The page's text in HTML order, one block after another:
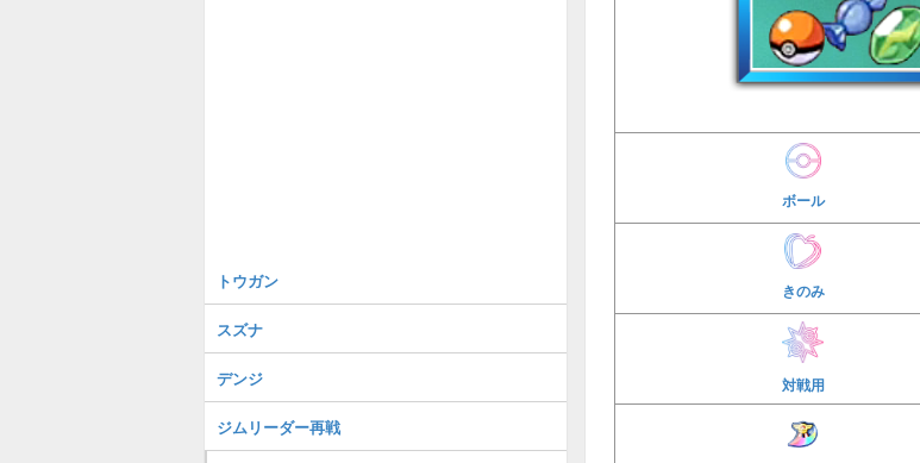
ボール
きのみ
対戦用
トウガン
スズナ
デンジ
ジムリーダー再戦